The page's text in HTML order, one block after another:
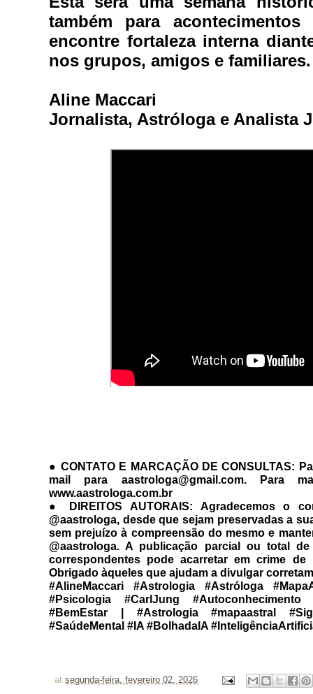
também para
encontre fortaleza interna
nos grupos, amigos e familiares.
Aline Maccari
Jornalista, Astróloga e Analista
● CONTATO E MARCAÇÃO DE CONSULTAS:
mail para aastrologa@gmail.com. Para
www.aastrologa.com.br
● DIREITOS AUTORAIS: Agradecemos o
@aastrologa, desde que sejam preservadas a
sem prejuízo à compreensão do mesmo e
@aastrologa. A publicação parcial ou total
correspondentes pode acarretar em crime
Obrigado àqueles que ajudam a divulgar
#AlineMaccari #Astrologia #Astróloga
#Psicologia #CarlJung #Autoconhecimento
#BemEstar | #Astrologia #mapaastral
#SaúdeMental #IA #BolhadaIA
at segunda-feira, fevereiro 02, 2026